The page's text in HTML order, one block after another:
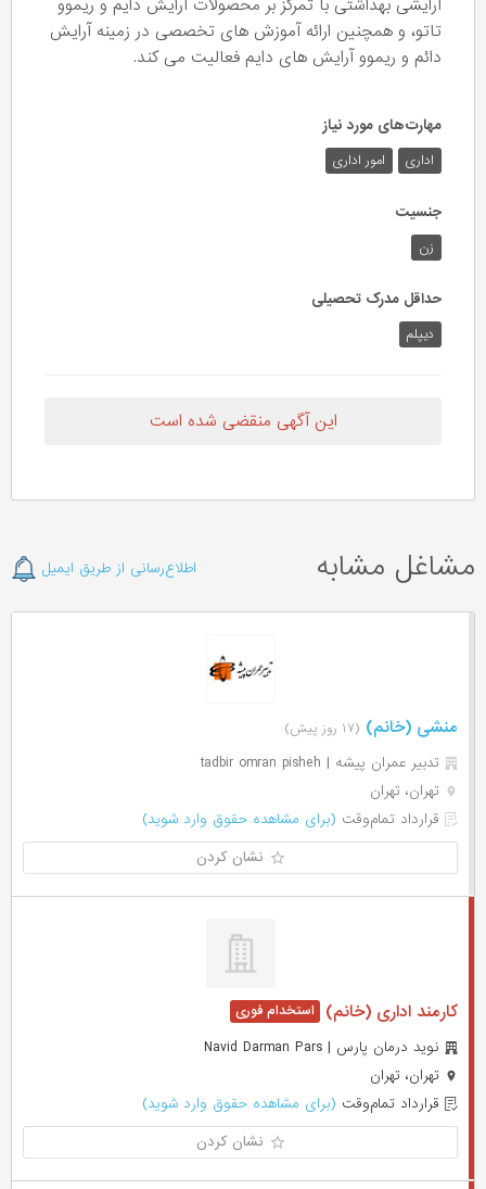
آرایشی بهداشتی با تمرکز بر محصولات آرایش دایم و ریموو
تاتو، و همچنین ارائه آموزش های تخصصی در زمینه آرایش
دائم و ریموو آرایش های دایم فعالیت می کند.
مهارت‌های مورد نیاز
اداری امور اداری
جنسیت
زن
حداقل مدرک تحصیلی
دیپلم
این آگهی منقضی شده است
مشاغل مشابه اطلاع‌رسانی از طریق ایمیل
منشی (خانم) (۱۷ روز پیش)
تدبیر عمران پیشه | tadbir omran pisheh
تهران، تهران
قرارداد تمام‌وقت (برای مشاهده حقوق وارد شوید)
نشان کردن
کارمند اداری (خانم)
نوید درمان پارس | Navid Darman Pars
تهران، تهران
قرارداد تمام‌وقت (برای مشاهده حقوق وارد شوید)
نشان کردن